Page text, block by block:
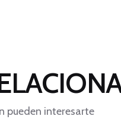
pueden interesarte